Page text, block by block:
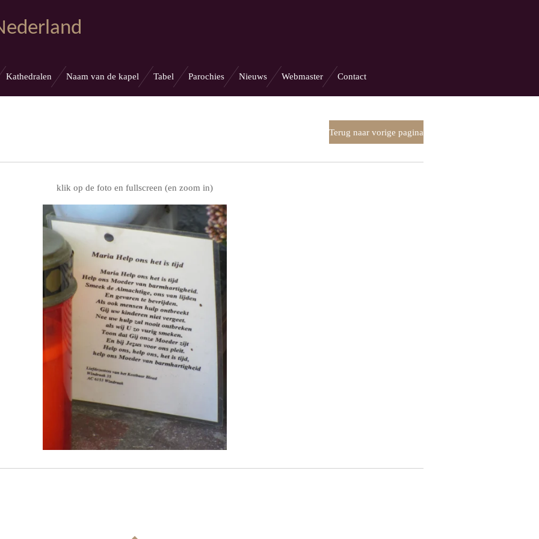
Kathedralen Naam van de kapel Tabel Parochies Nieuws Webmaster Contact
Terug naar vorige pagina
klik op de foto en fullscreen (en zoom in)